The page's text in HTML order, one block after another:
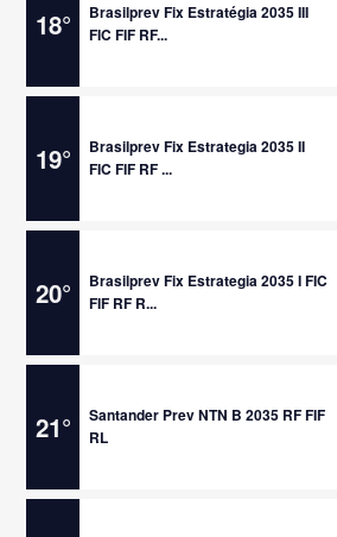
18°
Brasilprev Fix Estratégia 2035 III
FIC FIF RF...
19°
Brasilprev Fix Estrategia 2035 II
FIC FIF RF ...
20°
Brasilprev Fix Estrategia 2035 I FIC
FIF RF R...
21°
Santander Prev NTN B 2035 RF FIF
RL